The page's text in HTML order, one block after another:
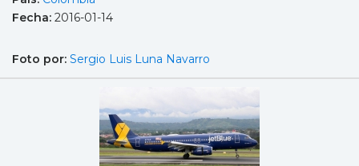
Fecha: 2016-01-14
Foto por: Sergio Luis Luna Navarro